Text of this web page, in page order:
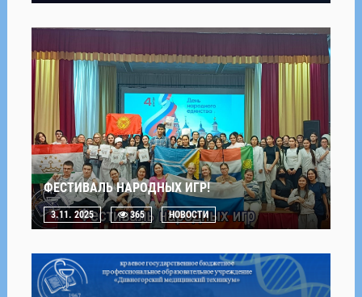
ФЕСТИВАЛЬ НАРОДНЫХ ИГР!
3.11. 2025 365 НОВОСТИ